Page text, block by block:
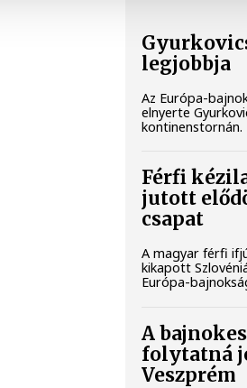
legjobbja
Az Európa-
elnyerte
kontinenstornán.
Férfi
jutott
csapat
A magyar férfi
kikapott
Európa-
A
folytatná
Veszprém